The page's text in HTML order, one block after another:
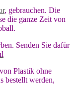
, gebrauchen. Die
die ganze Zeit von
Senden Sie dafür
Plastik ohne
bestellt werden,